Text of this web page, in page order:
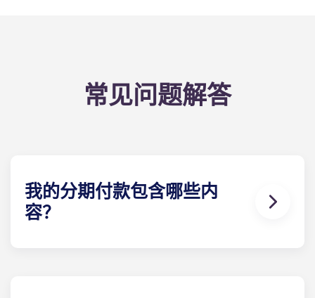
常见问题解答
我的分期付款包含哪些内
容？